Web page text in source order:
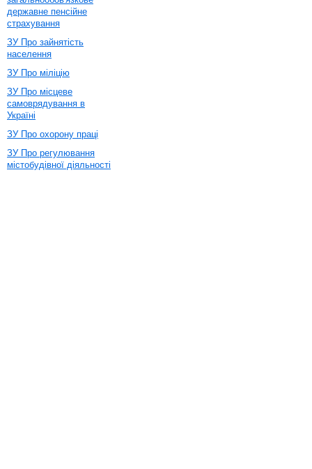
державне пенсійне
страхування
ЗУ Про зайнятість
населення
ЗУ Про міліцію
ЗУ Про місцеве
самоврядування в
Україні
ЗУ Про охорону праці
ЗУ Про регулювання
містобудівної діяльності